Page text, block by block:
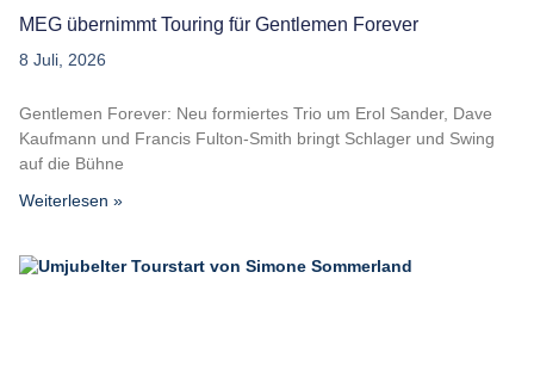
MEG übernimmt Touring für Gentlemen Forever
8 Juli, 2026
Gentlemen Forever: Neu formiertes Trio um Erol Sander, Dave
Kaufmann und Francis Fulton-Smith bringt Schlager und Swing
auf die Bühne
Weiterlesen »